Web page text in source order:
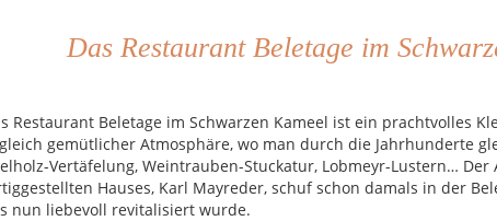
Das Restaurant Beletage im
Restaurant Beletage im Schwarzen Kameel ist ein prachtvolles
gemütlicher Atmosphäre, wo man durch die Jahrhunderte
Vertäfelung, Weintrauben-Stuckatur, Lobmeyr-Lustern… Der
Hauses, Karl Mayreder, schuf schon damals in der
nun liebevoll revitalisiert wurde.